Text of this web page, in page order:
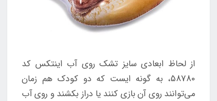
از لحاظ ابعادی سایز تشک روی آب اینتکس کد
58780، به گونه ایست که دو کودک هم زمان
می‌توانند روی آن بازی کنند یا دراز بکشند و روی آب